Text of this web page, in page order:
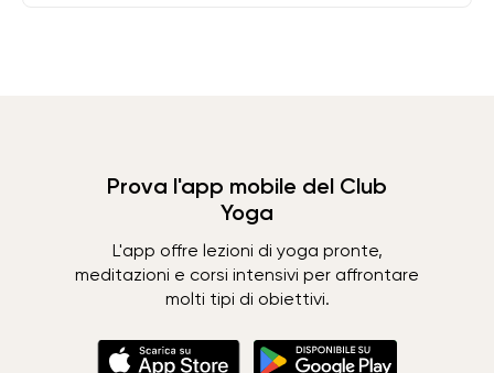
Prova l'app mobile del Club
Yoga
L'app offre lezioni di yoga pronte,
meditazioni e corsi intensivi per affrontare
molti tipi di obiettivi.